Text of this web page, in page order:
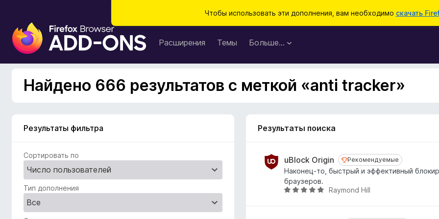
Чтобы использовать эти дополнения, вам необходимо скачать
Д
о
п
о
Расширения Темы Больше…
Найдено 666 результатов с меткой «anti tracker»
Результаты фильтра
Сортировать по
Тип дополнения
Результаты поиска
uBlock Origin Рекомендуемые
Рекомендуемые
Наконец-то, быстрый и эффективный
браузеров.
О
Raymond Hill